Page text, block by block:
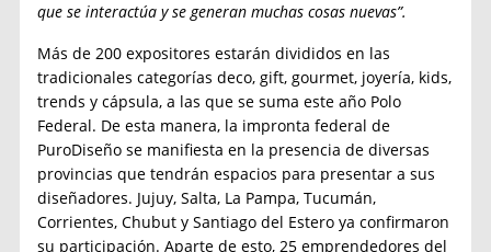
que se interactúa y se generan muchas cosas nuevas”.
Más de 200 expositores estarán divididos en las
tradicionales categorías deco, gift, gourmet, joyería, kids,
trends y cápsula, a las que se suma este año Polo
Federal. De esta manera, la impronta federal de
PuroDiseño se manifiesta en la presencia de diversas
provincias que tendrán espacios para presentar a sus
diseñadores. Jujuy, Salta, La Pampa, Tucumán,
Corrientes, Chubut y Santiago del Estero ya confirmaron
su participación. Aparte de esto, 25 emprendedores del